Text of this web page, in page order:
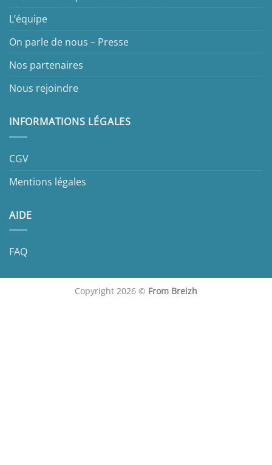
L’équipe
On parle de nous – Presse
Nos partenaires
Nous rejoindre
INFORMATIONS LÉGALES
CGV
Mentions légales
AIDE
FAQ
Copyright 2026 © From Breizh